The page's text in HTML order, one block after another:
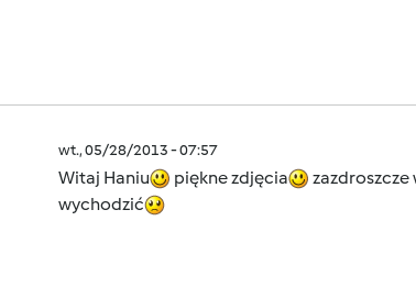
wt., 05/28/2013 - 07:57
Witaj Haniu
piękne zdjęcia zazdroszcze
wychodzić